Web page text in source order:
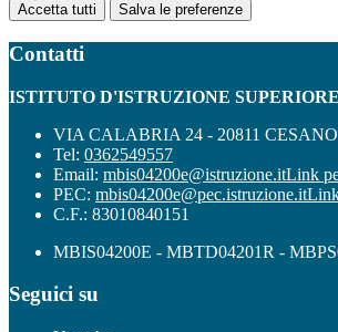
Accetta tutti Salva le preferenze
Contatti
ISTITUTO D'ISTRUZIONE
VIA CALABRIA 24 - 20811
Tel: 0362549557
Email: mbis04200e@istruzione.itLink
PEC: mbis04200e@pec.istruzione.it
C.F.: 83010840151
MBIS04200E - MBTD04201R -
Seguici su